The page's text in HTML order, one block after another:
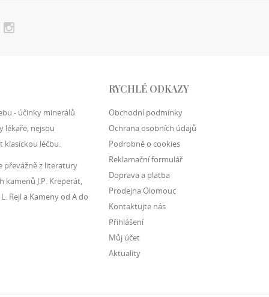
- účinky minerálů
lékaře, nejsou
klasickou léčbu.
převážně z literatury
kamenů J.P. Kreperát,
Rejl a Kameny od A do
RYCHLÉ ODKAZY
Obchodní podmínky
Ochrana osobních údajů
Podrobně o cookies
Reklamační formulář
Doprava a platba
Prodejna Olomouc
Kontaktujte nás
Přihlášení
Můj účet
Aktuality